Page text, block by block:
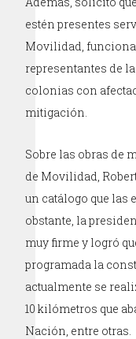
estén presentes
Movilidad,
representantes de
colonias con
mitigación.
Sobre las obras de
de Movilidad,
un catálogo que las
obstante, la
muy firme y logró
programada la
actualmente se
10 kilómetros que
Nación, entre otras.